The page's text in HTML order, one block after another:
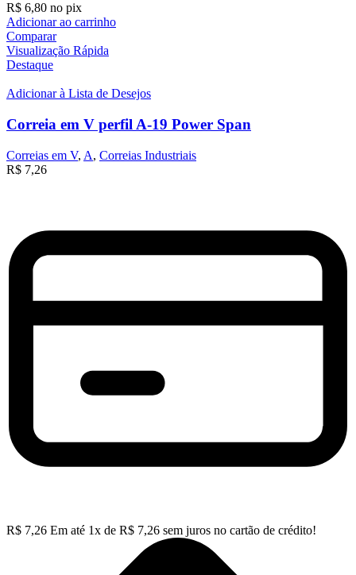
R$ 6,80 no pix
Adicionar ao carrinho
Comparar
Visualização Rápida
Destaque
Adicionar à Lista de Desejos
Correia em V perfil A-19 Power Span
Correias em V, A, Correias Industriais
R$ 7,26
R$ 7,26 Em até 1x de R$ 7,26 sem juros no cartão de crédito!